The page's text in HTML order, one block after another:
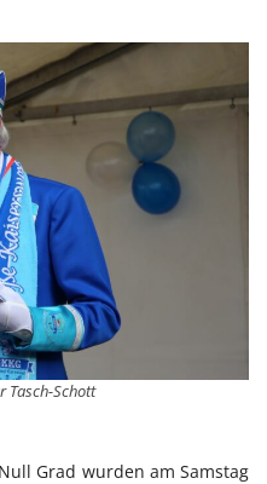
Tasch-Schott
Grad wurden am Samstag